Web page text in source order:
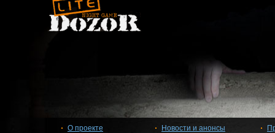
О проекте
Новости и анонсы